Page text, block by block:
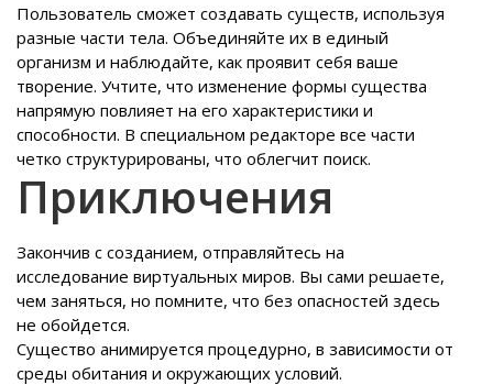
Пользователь сможет создавать существ, используя
разные части тела. Объединяйте их в единый
организм и наблюдайте, как проявит себя ваше
творение. Учтите, что изменение формы существа
напрямую повлияет на его характеристики и
способности. В специальном редакторе все части
четко структурированы, что облегчит поиск.
Приключения
Закончив с созданием, отправляйтесь на
исследование виртуальных миров. Вы сами решаете,
чем заняться, но помните, что без опасностей здесь
не обойдется.
Существо анимируется процедурно, в зависимости от
среды обитания и окружающих условий.